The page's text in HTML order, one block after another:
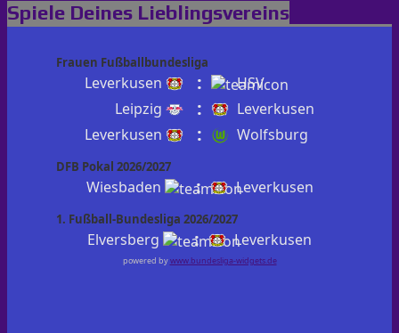
Spiele Deines Lieblingsvereins
Frauen Fußballbundesliga
Leverkusen :
HSV
Leipzig
:
Leverkusen
Leverkusen
: Wolfsburg
DFB Pokal 2026/2027
Wiesbaden : Leverkusen
1. Fußball-Bundesliga 2026/2027
Elversberg : Leverkusen
powered bywww.bundesliga-widgets.de